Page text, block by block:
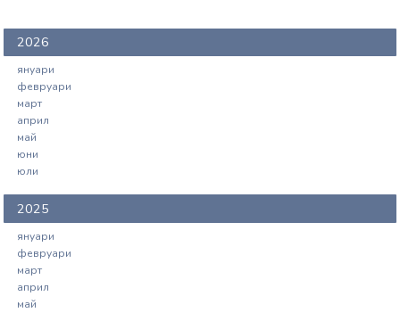
2026
януари
февруари
март
април
май
юни
юли
2025
януари
февруари
март
април
май